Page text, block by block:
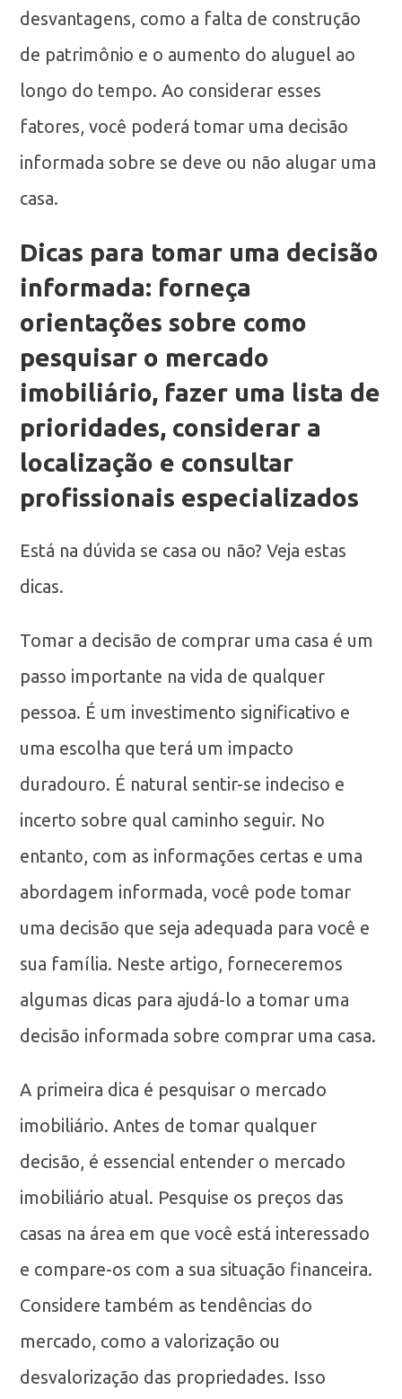
desvantagens, como a falta de construção
de patrimônio e o aumento do aluguel ao
longo do tempo. Ao considerar esses
fatores, você poderá tomar uma decisão
informada sobre se deve ou não alugar uma
casa.
Dicas para tomar uma decisão
informada: forneça
orientações sobre como
pesquisar o mercado
imobiliário, fazer uma lista de
prioridades, considerar a
localização e consultar
profissionais especializados
Está na dúvida se casa ou não? Veja estas
dicas.
Tomar a decisão de comprar uma casa é um
passo importante na vida de qualquer
pessoa. É um investimento significativo e
uma escolha que terá um impacto
duradouro. É natural sentir-se indeciso e
incerto sobre qual caminho seguir. No
entanto, com as informações certas e uma
abordagem informada, você pode tomar
uma decisão que seja adequada para você e
sua família. Neste artigo, forneceremos
algumas dicas para ajudá-lo a tomar uma
decisão informada sobre comprar uma casa.
A primeira dica é pesquisar o mercado
imobiliário. Antes de tomar qualquer
decisão, é essencial entender o mercado
imobiliário atual. Pesquise os preços das
casas na área em que você está interessado
e compare-os com a sua situação financeira.
Considere também as tendências do
mercado, como a valorização ou
desvalorização das propriedades. Isso